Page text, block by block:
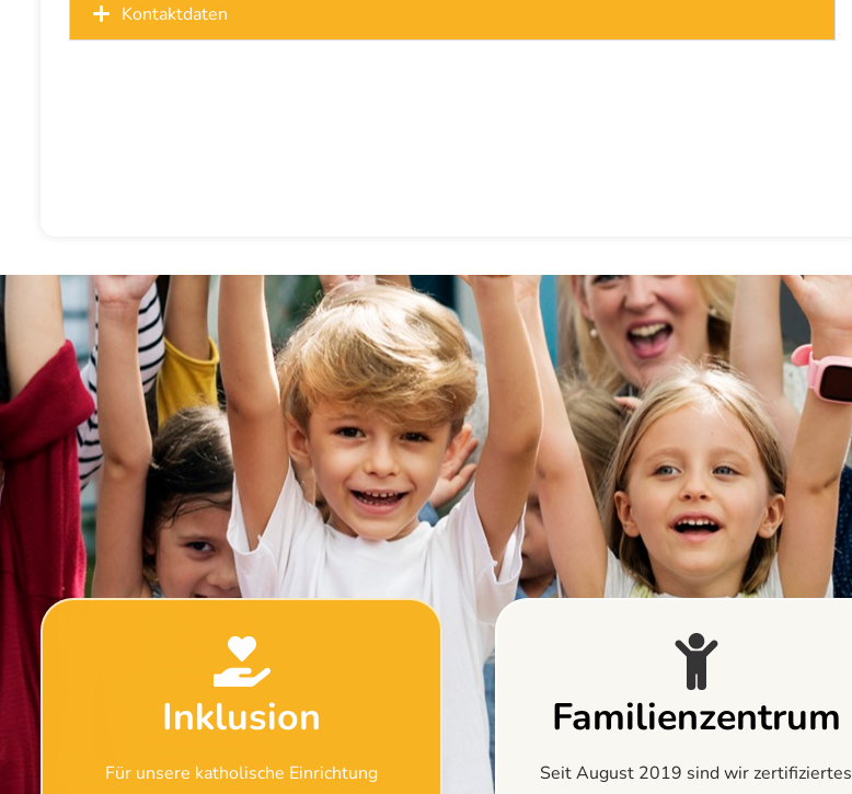
Kontaktdaten
Inklusion
Für unsere katholische Einrichtung
Familienzentrum
Seit August 2019 sind wir zertifiziertes